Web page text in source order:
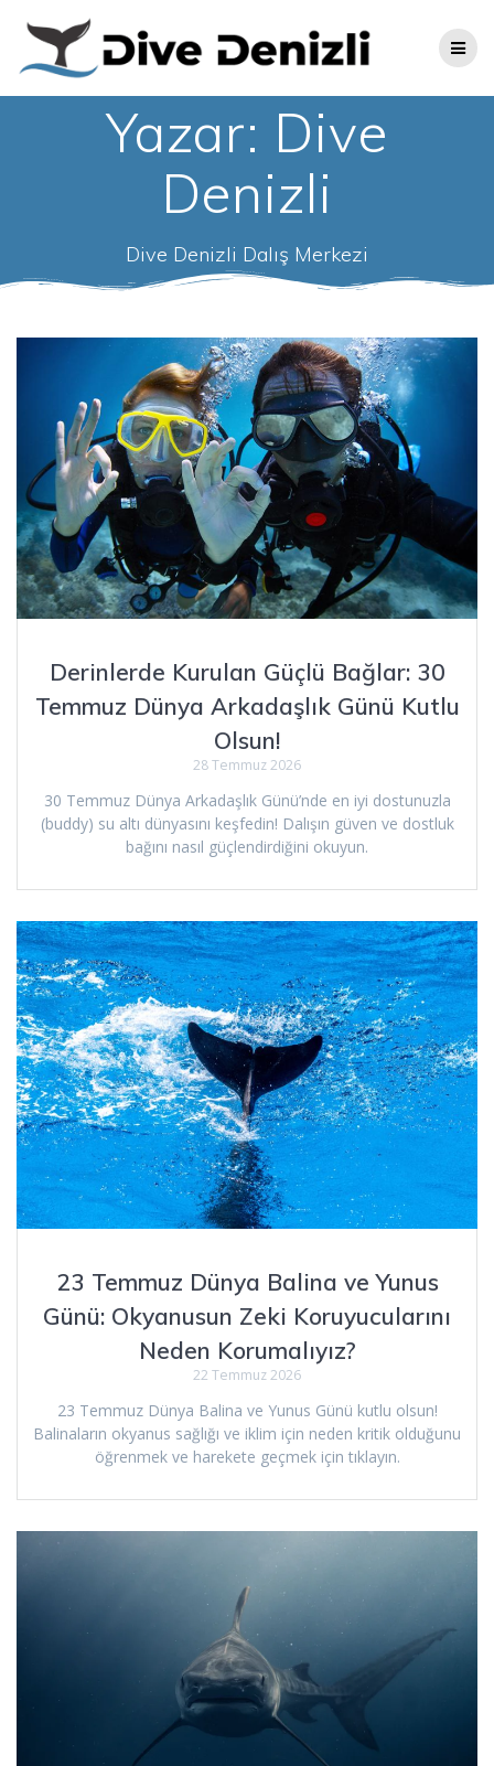
content
Yazar: Dive
Denizli
Dive Denizli Dalış Merkezi
Derinlerde Kurulan Güçlü Bağlar: 30
Temmuz Dünya Arkadaşlık Günü Kutlu
Olsun!
28 Temmuz 2026
30 Temmuz Dünya Arkadaşlık Günü’nde en iyi dostunuzla
(buddy) su altı dünyasını keşfedin! Dalışın güven ve dostluk
bağını nasıl güçlendirdiğini okuyun.
23 Temmuz Dünya Balina ve Yunus
Günü: Okyanusun Zeki Koruyucularını
Neden Korumalıyız?
22 Temmuz 2026
23 Temmuz Dünya Balina ve Yunus Günü kutlu olsun!
Balinaların okyanus sağlığı ve iklim için neden kritik olduğunu
öğrenmek ve harekete geçmek için tıklayın.